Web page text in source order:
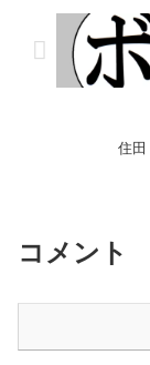
○1RKO ...
住田
コメント